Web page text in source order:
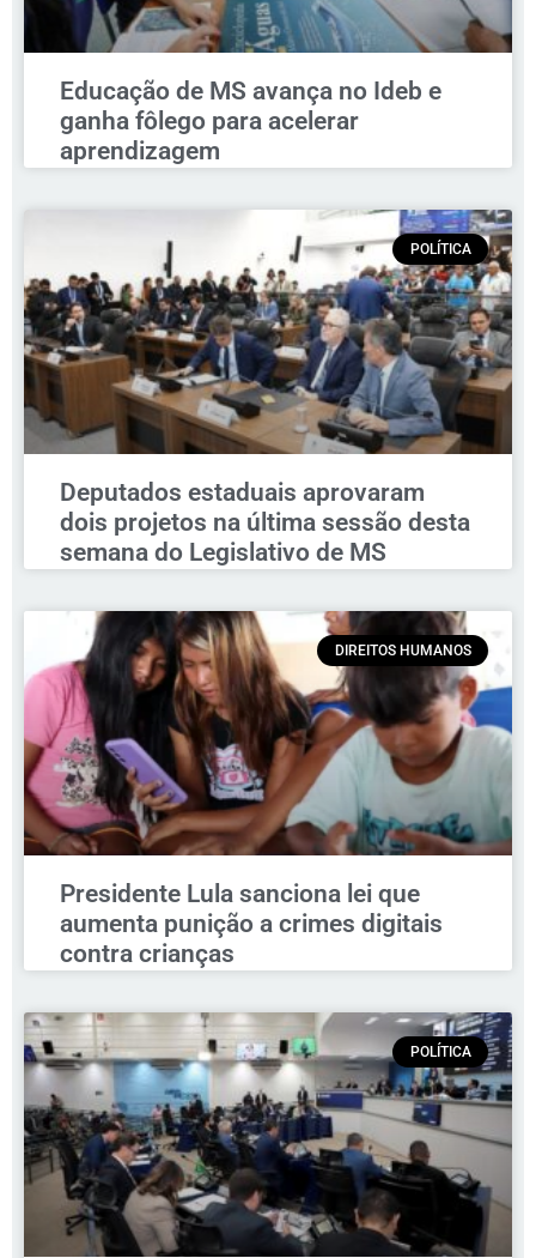
Educação de MS avança no Ideb e
ganha fôlego para acelerar
aprendizagem
POLÍTICA
Deputados estaduais aprovaram
dois projetos na última sessão desta
semana do Legislativo de MS
DIREITOS HUMANOS
Presidente Lula sanciona lei que
aumenta punição a crimes digitais
contra crianças
POLÍTICA